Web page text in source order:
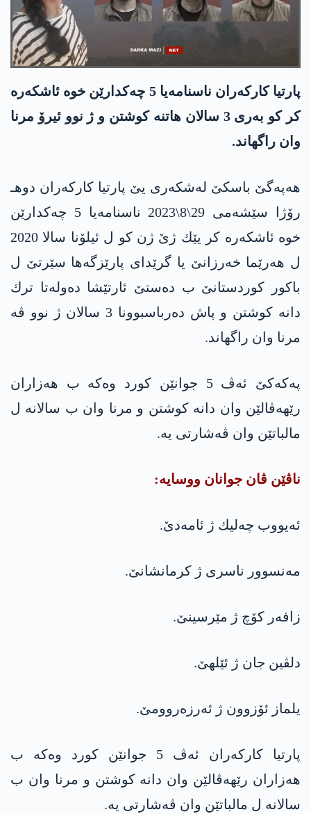
پارتیا كاركه‌ران ناسنامه‌یا 5 چه‌كدارێن خوه‌ ئاشكه‌ره‌
كر كو به‌ری 3 سالان هاتنه‌ كوشتن و ژ نوو ئیرۆ مرنا
وان راگهاند.
هه‌په‌گێ باسكێ له‌شكه‌ری یێ پارتیا كاركه‌ران دوهـ
رۆژا سێشه‌می 29\8\2023 ناسنامه‌یا 5 چه‌كدارێن
خوه‌ ئاشكه‌ره‌ كر یێك ژێ ژن كو ل ئیلۆنا سالا 2020
ل هه‌رێما خه‌رزانێ یا گرێدای پارێزگه‌ها سێرتێ ل
باكور كوردستانێ ب ده‌ستێ ئارتێشا ده‌وله‌تا ترك
دانه‌ كوشتن و پاش ده‌رباسبوونا 3 سالان ژ نوو ڤه‌
مرنا وان راگهاند.
په‌كه‌كێ ئه‌ڤ 5 جوانێن كورد وه‌كه‌ ب هه‌زاران
رێهه‌ڤالێن وان دانه‌ كوشتن و مرنا وان ب سالانه‌ ل
مالباتێن وان ڤه‌شارتی یه‌.
ناڤێن ڤان جوانان ووسایه‌:
ئه‌یووب چه‌لیك ژ ئامه‌دێ.
مه‌نسوور ناسری ژ كرمانشانێ.
زافه‌ر كۆچ ژ مێرسینێ.
دلڤین جان ژ ئێلهێ.
یلماز ئۆزوون ژ ئه‌رزه‌روومێ.
پارتیا كاركه‌ران ئه‌ڤ 5 جوانێن كورد وه‌كه‌ ب
هه‌زاران رێهه‌ڤالێن وان دانه‌ كوشتن و مرنا وان ب
سالانه‌ ل مالباتێن وان ڤه‌شارتی یه‌.